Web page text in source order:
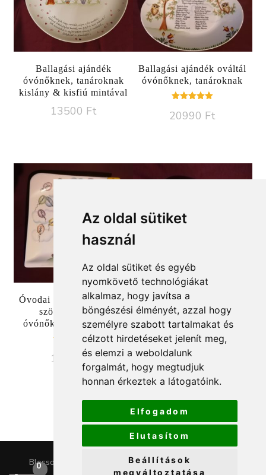
Az oldal sütiket
használ
Az oldal sütiket és egyéb
nyomkövető technológiákat
alkalmaz, hogy javítsa a
böngészési élményét, azzal hogy
személyre szabott tartalmakat és
célzott hirdetéseket jelenít meg,
és elemzi a weboldalunk
forgalmát, hogy megtudjuk
honnan érkeztek a látogatóink.
Elfogadom
Elutasítom
Beállítások
megváltoztatása
Ballagási ajándék
óvónőknek, tanároknak
kislány & kisfiú mintával
13500 Ft
Ballagási ajándék ováltál
óvónőknek, tanároknak
5.00
20990 Ft
Óvodai ballagási ajándék
szögletes kínáló
óvónőknek, tanároknak
Értékelés:
12500Ft
Fakanáltartó ballagási
ajándék óvó néniknek
6500Ft
Blossom Chic | FejlesztetteBlossom Themes
0